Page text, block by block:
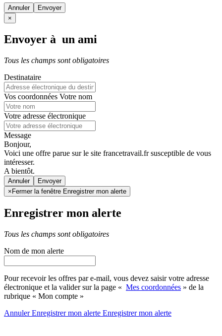
Annuler
×
Envoyer à un ami
Tous les champs sont obligatoires
Destinataire
Vos coordonnées Votre nom
Votre adresse électronique
Message
Bonjour,
Voici une offre parue sur le site francetravail.fr susceptible de vous
intéresser.
A bientôt.
Annuler
× Fermer la fenêtre Enregistrer mon alerte
Enregistrer mon alerte
Tous les champs sont obligatoires
Nom de mon alerte
Pour recevoir les offres par e-mail, vous devez saisir votre adresse
électronique et la valider sur la page « Mes coordonnées » de la
rubrique « Mon compte »
AnnulerEnregistrer mon alerte Enregistrermon alerte